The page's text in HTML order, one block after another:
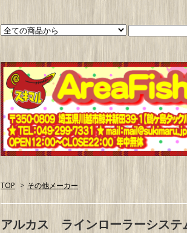
TOP > その他メーカー
アルカス ラインローラーシス